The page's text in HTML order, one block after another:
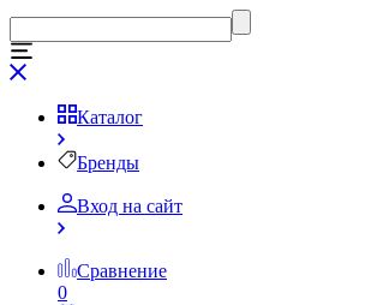
Каталог
Бренды
Вход на сайт
Сравнение
0